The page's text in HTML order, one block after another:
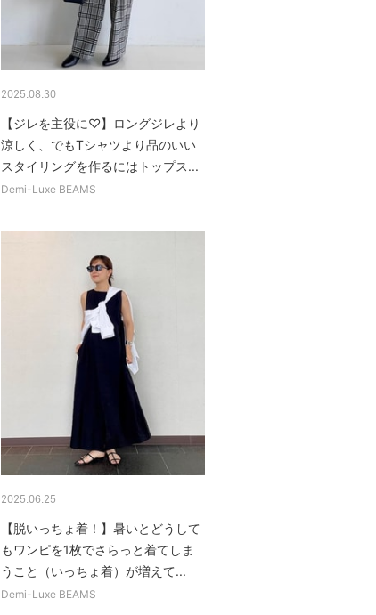
2025.08.30
【ジレを主役に♡】ロングジレより
涼しく、でもTシャツより品のいい
スタイリングを作るにはトップス...
Demi-Luxe BEAMS
2025.06.25
【脱いっちょ着！】暑いとどうして
もワンピを1枚でさらっと着てしま
うこと（いっちょ着）が増えて...
Demi-Luxe BEAMS